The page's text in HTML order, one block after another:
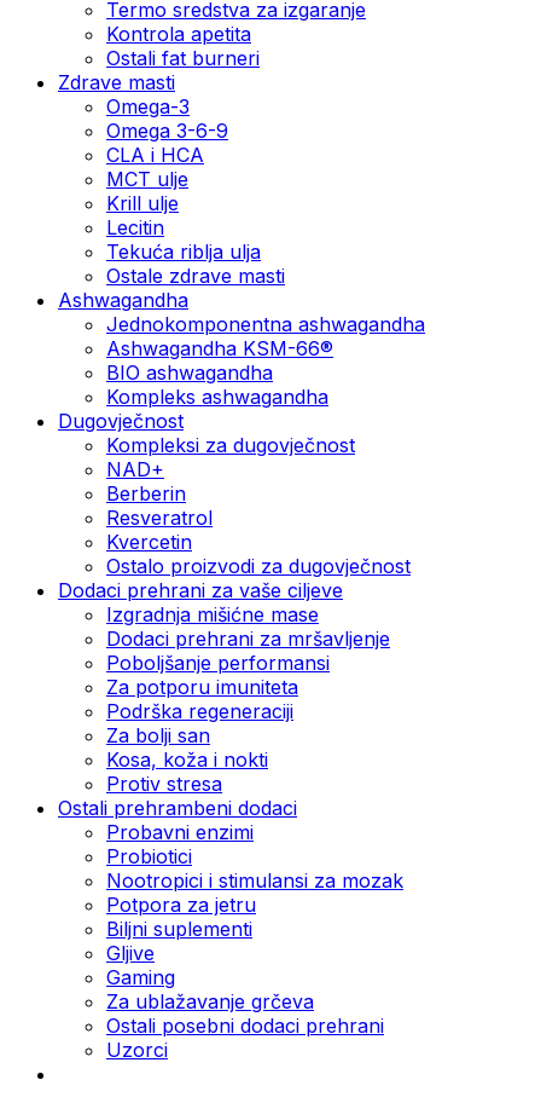
Termo sredstva za izgaranje
Kontrola apetita
Ostali fat burneri
Zdrave masti
Omega-3
Omega 3-6-9
CLA i HCA
MCT ulje
Krill ulje
Lecitin
Tekuća riblja ulja
Ostale zdrave masti
Ashwagandha
Jednokomponentna ashwagandha
Ashwagandha KSM-66®
BIO ashwagandha
Kompleks ashwagandha
Dugovječnost
Kompleksi za dugovječnost
NAD+
Berberin
Resveratrol
Kvercetin
Ostalo proizvodi za dugovječnost
Dodaci prehrani za vaše ciljeve
Izgradnja mišićne mase
Dodaci prehrani za mršavljenje
Poboljšanje performansi
Za potporu imuniteta
Podrška regeneraciji
Za bolji san
Kosa, koža i nokti
Protiv stresa
Ostali prehrambeni dodaci
Probavni enzimi
Probiotici
Nootropici i stimulansi za mozak
Potpora za jetru
Biljni suplementi
Gljive
Gaming
Za ublažavanje grčeva
Ostali posebni dodaci prehrani
Uzorci